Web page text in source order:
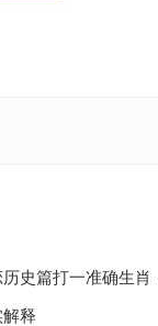
史篇打一准确生肖
释